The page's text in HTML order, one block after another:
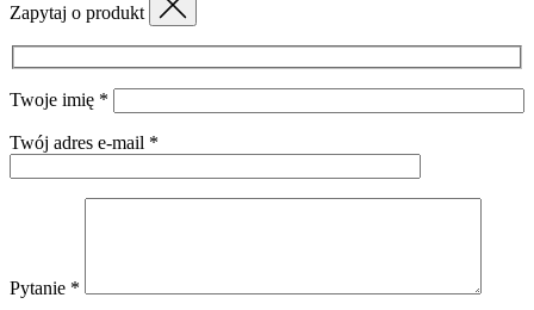
Zapytaj o produkt
Twoje imię *
Twój adres e-mail *
Pytanie *